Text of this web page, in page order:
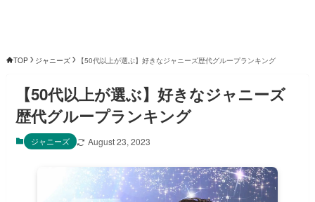
TOP ジャニーズ 【50代以上が選ぶ】好きなジャニーズ歴代グループランキング
【50代以上が選ぶ】好きなジャニーズ
歴代グループランキング
ジャニーズ August 23, 2023